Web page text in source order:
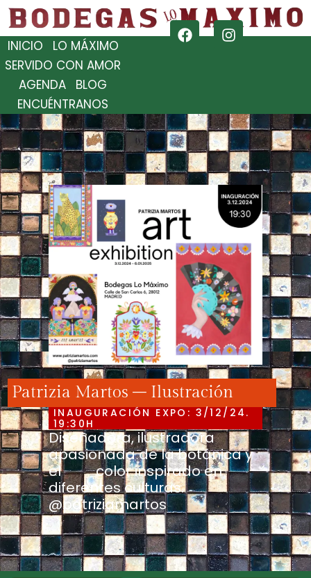
INICIO
LO MÁXIMO
SERVIDO CON AMOR
AGENDA
BLOG
ENCUÉNTRANOS
Patrizia Martos – Ilustración
INAUGURACIÓN EXPO: 3/12/24.
19:30H
Diseñadora, ilustradora
apasionada de la botánica y
el color inspirado en
diferentes culturas.
@patriziamartos